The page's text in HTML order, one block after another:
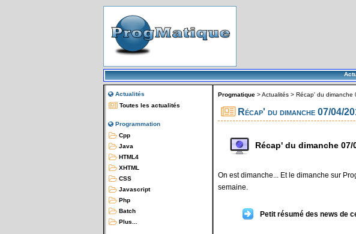
Actualités
Toutes les actualités
Programmation
Cpp
Java
HTML4
XHTML
CSS
Javascript
Php
Batch
Plus...
Progmatique >Actualités > Récap' du dimanche
Récap' du dimanche 07/04/
Récap' du dimanche 07/
On est dimanche... Et le dimanche sur
semaine.
Petit résumé des news de